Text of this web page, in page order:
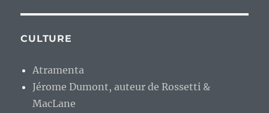
CULTURE
Atramenta
Jérome Dumont, auteur de Rossetti &
MacLane